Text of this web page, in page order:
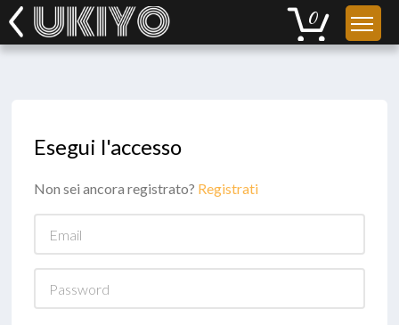
Esegui l'accesso
Non sei ancora registrato? Registrati